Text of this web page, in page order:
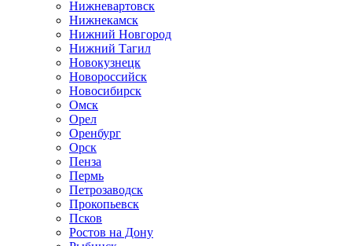
Нижневартовск
Нижнекамск
Нижний Новгород
Нижний Тагил
Новокузнецк
Новороссийск
Новосибирск
Омск
Орел
Оренбург
Орск
Пенза
Пермь
Петрозаводск
Прокопьевск
Псков
Ростов на Дону